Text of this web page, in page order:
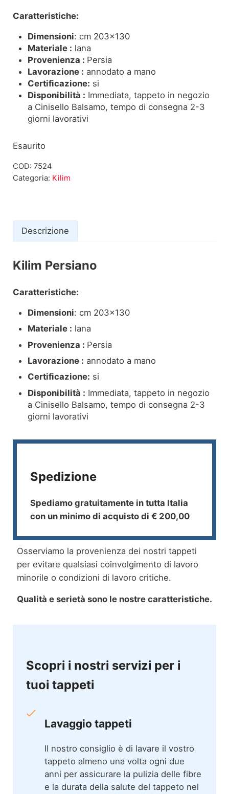
Caratteristiche:
Dimensioni: cm 203×130
Materiale : lana
Provenienza : Persia
Lavorazione : annodato a mano
Certificazione: si
Disponibilità : Immediata, tappeto in negozio
a Cinisello Balsamo, tempo di consegna 2-3
giorni lavorativi
Esaurito
COD: 7524
Categoria: Kilim
Descrizione
Kilim Persiano
Caratteristiche:
Dimensioni: cm 203×130
Materiale : lana
Provenienza : Persia
Lavorazione : annodato a mano
Certificazione: si
Disponibilità : Immediata, tappeto in negozio
a Cinisello Balsamo, tempo di consegna 2-3
giorni lavorativi
Spedizione
Spediamo gratuitamente in tutta Italia
con un minimo di acquisto di € 200,00
Osserviamo la provenienza dei nostri tappeti
per evitare qualsiasi coinvolgimento di lavoro
minorile o condizioni di lavoro critiche.
Qualità e serietà sono le nostre caratteristiche.
Scopri i nostri servizi per i
tuoi tappeti
Lavaggio tappeti
Il nostro consiglio è di lavare il vostro
tappeto almeno una volta ogni due
anni per assicurare la pulizia delle fibre
e la durata della salute del tappeto nel